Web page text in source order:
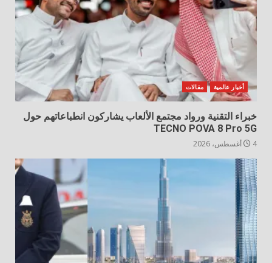
أخبار عالمية مقالات
خبراء التقنية ورواد مجتمع الألعاب يشاركون انطباعاتهم حول
TECNO POVA 8 Pro 5G
4 أغسطس، 2026